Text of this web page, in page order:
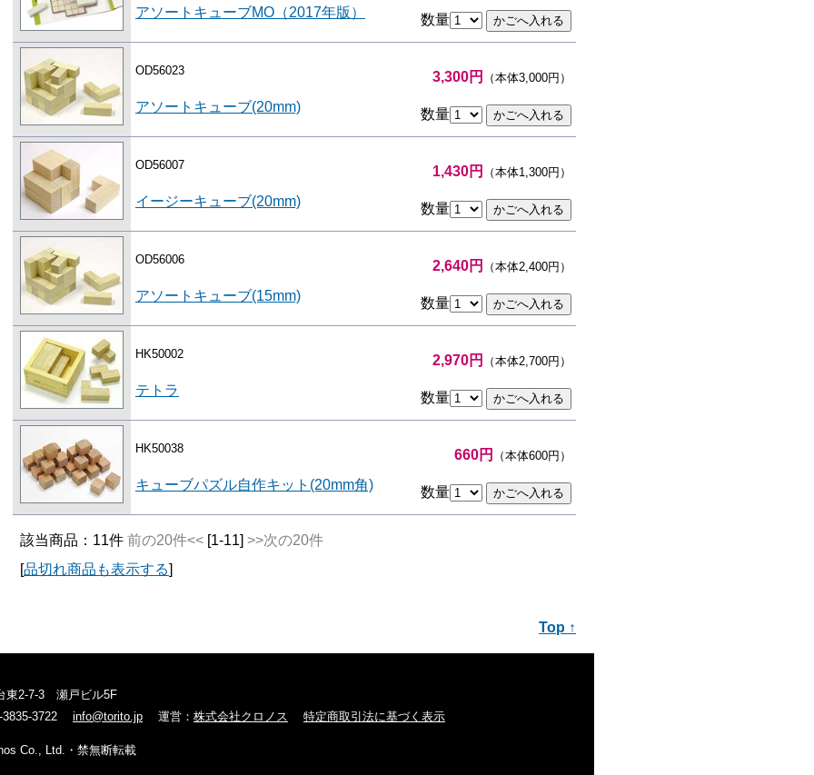
アソートキューブMO（2017年版）
数量
OD56023
アソートキューブ(20mm)
3,300円 （本体3,000円）
数量
OD56007
イージーキューブ(20mm)
1,430円 （本体1,300円）
数量
OD56006
アソートキューブ(15mm)
2,640円 （本体2,400円）
数量
HK50002
テトラ
2,970円 （本体2,700円）
数量
HK50038
キューブパズル自作キット(20mm角)
660円 （本体600円）
数量
該当商品：11件 前の20件<< [1-11] >>次の20件
[品切れ商品も表示する]
Top ↑
東2-7-3 瀬戸ビル5F
3835-3722 info@torito.jp 運営： 株式会社クロノス 特定商取引法に基づく表示
Co., Ltd.・禁無断転載